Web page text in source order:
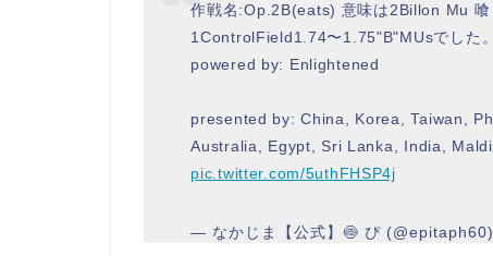
作戦名:Op.2B(eats) 意味は2Billon Mu 喰
1ControlField1.74〜1.75"B"MUsでした。
powered by: Enlightened
presented by: China, Korea, Taiwan,
Australia, Egypt, Sri Lanka, India,
pic.twitter.com/5uthFHSP4j
— なかじま【公式】🍥 ぴ